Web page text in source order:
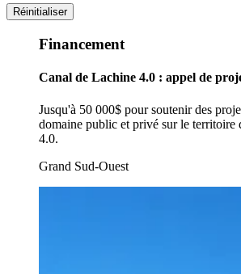
Réinitialiser
Financement
Canal de Lachine 4.0 : appel de
Jusqu'à 50 000$ pour soutenir des
domaine public et privé sur le territoire
4.0.
Grand Sud-Ouest